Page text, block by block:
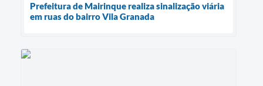
Prefeitura de Mairinque realiza sinalização viária
em ruas do bairro Vila Granada